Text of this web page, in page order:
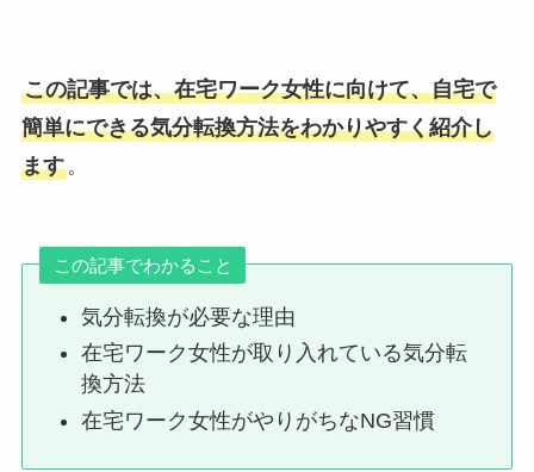
この記事では、在宅ワーク女性に向けて、自宅で
簡単にできる気分転換方法をわかりやすく紹介し
ます。
この記事でわかること
気分転換が必要な理由
在宅ワーク女性が取り入れている気分転
換方法
在宅ワーク女性がやりがちなNG習慣